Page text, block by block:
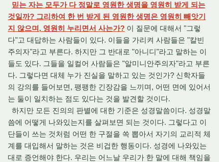
믿는 자는 모두가 다 정말로 영원한 생명을 영원히 받게 되는
것일까? 그리하여 한 번 받게 된 영원한 생명은 영원히 빼앗기
지 않으며, 영원히 누리면서 사는가? 이 질문에 대해서 "그렇
다"고 대답하는 사람들이 있다. 이들을 가리켜 사람들은 "칼빈
주의자"라고 부른다. 하지만 그 반대로 "아니디"라고 말하는 이
들도 있다. 그들을 일컬어 사람들은 "알미니안주의자"라고 부른
다. 그렇다면 대체 누가 진실을 말하고 있는 것인가? 신학자들
의 강의를 들어보면, 팽팽한 긴장감을 느끼며, 어떤 면에 있어서
는 둘이 일치하는 점도 있다는 것을 발견할 것이다.
하지만 모든 진의의 판별에 대한 기준은 성경말씀이다. 성경말
씀에 어떻게 나와있는지를 살펴보면 되는 것이다. 그렇다고 이
단들이 쓰는 것처럼 어떤 한 구절을 쏙 뽑아서 자기의 교리적 체
계를 대입해서 말하는 것은 비겁한 행동이다. 성경에 나와있는
대로 증언해야 한다. 우리는 어느날 우리가 한 말에 대해 책임을